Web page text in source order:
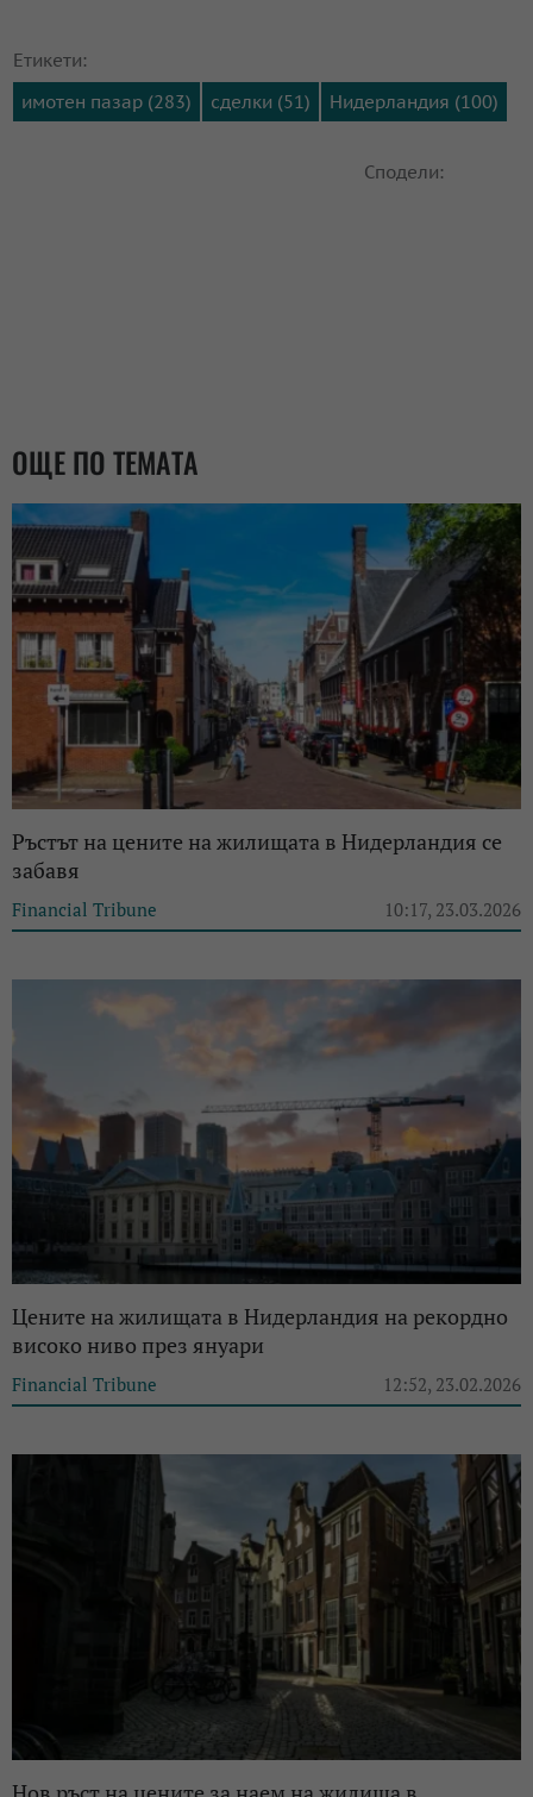
Етикети:
имотен пазар (283)
сделки (51) Нидерландия (100)
Сподели:
ОЩЕ ПО ТЕМАТА
Ръстът на цените на жилищата в Нидерландия се
забавя
Financial Tribune 10:17, 23.03.2026
Цените на жилищата в Нидерландия на рекордно
високо ниво през януари
Financial Tribune 12:52, 23.02.2026